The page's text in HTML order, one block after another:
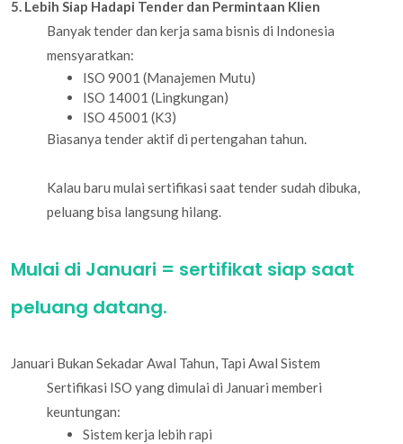
5. Lebih Siap Hadapi Tender dan Permintaan Klien
Banyak tender dan kerja sama bisnis di Indonesia
mensyaratkan:
ISO 9001 (Manajemen Mutu)
ISO 14001 (Lingkungan)
ISO 45001 (K3)
Biasanya tender aktif di pertengahan tahun.
Kalau baru mulai sertifikasi saat tender sudah dibuka,
peluang bisa langsung hilang.
Mulai di Januari = sertifikat siap saat
peluang datang.
Januari Bukan Sekadar Awal Tahun, Tapi Awal Sistem
Sertifikasi ISO yang dimulai di Januari memberi
keuntungan:
Sistem kerja lebih rapi